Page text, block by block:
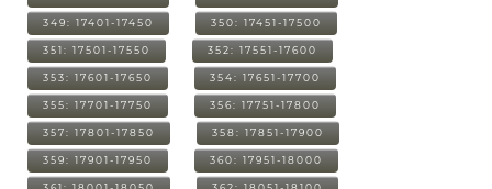
349: 17401-17450 350: 17451-17500
351: 17501-17550 352: 17551-17600
353: 17601-17650 354: 17651-17700
355: 17701-17750 356: 17751-17800
357: 17801-17850 358: 17851-17900
359: 17901-17950 360: 17951-18000